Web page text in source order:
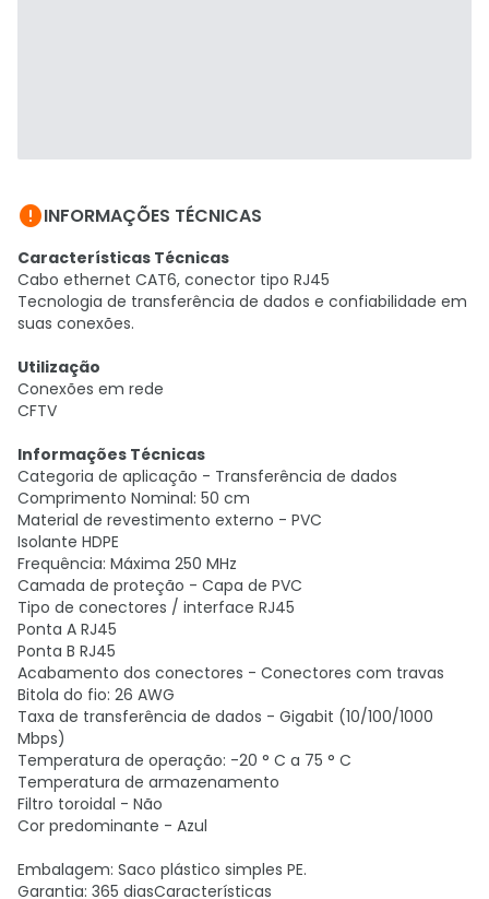
INFORMAÇÕES TÉCNICAS
Características Técnicas
Cabo ethernet CAT6, conector tipo RJ45
Tecnologia de transferência de dados e confiabilidade em
suas conexões.
Utilização
Conexões em rede
CFTV
Informações Técnicas
Categoria de aplicação - Transferência de dados
Comprimento Nominal: 50 cm
Material de revestimento externo - PVC
Isolante HDPE
Frequência: Máxima 250 MHz
Camada de proteção - Capa de PVC
Tipo de conectores / interface RJ45
Ponta A RJ45
Ponta B RJ45
Acabamento dos conectores - Conectores com travas
Bitola do fio: 26 AWG
Taxa de transferência de dados - Gigabit (10/100/1000
Mbps)
Temperatura de operação: -20 ° C a 75 ° C
Temperatura de armazenamento
Filtro toroidal - Não
Cor predominante - Azul
Embalagem: Saco plástico simples PE.
Garantia: 365 diasCaracterísticas